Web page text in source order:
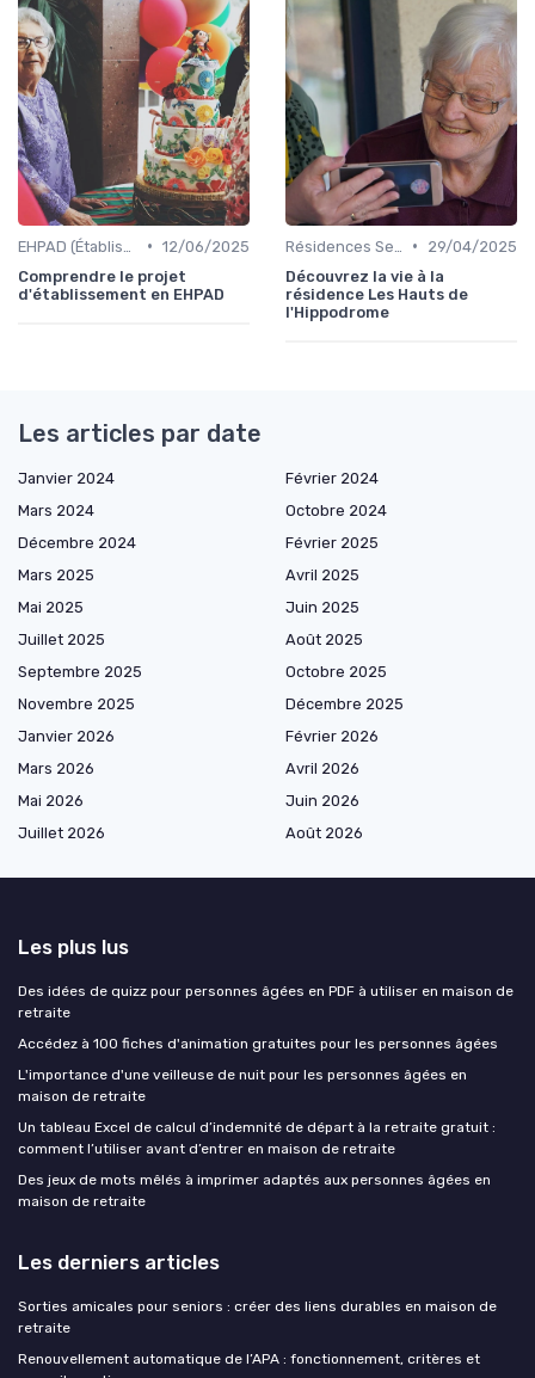
• 12/06/2025
Comprendre le projet
d'établissement en EHPAD
•
29/04/2025
Découvrez la vie à la
résidence Les Hauts de
l'Hippodrome
Les articles par date
Janvier 2024
Février 2024
Mars 2024
Octobre 2024
Décembre 2024
Février 2025
Mars 2025
Avril 2025
Mai 2025
Juin 2025
Juillet 2025
Août 2025
Septembre 2025
Octobre 2025
Novembre 2025
Décembre 2025
Janvier 2026
Février 2026
Mars 2026
Avril 2026
Mai 2026
Juin 2026
Juillet 2026
Août 2026
Les plus lus
Des idées de quizz pour personnes âgées en PDF à utiliser en maison de
retraite
Accédez à 100 fiches d'animation gratuites pour les personnes âgées
L'importance d'une veilleuse de nuit pour les personnes âgées en
maison de retraite
Un tableau Excel de calcul d’indemnité de départ à la retraite gratuit :
comment l’utiliser avant d’entrer en maison de retraite
Des jeux de mots mêlés à imprimer adaptés aux personnes âgées en
maison de retraite
Les derniers articles
Sorties amicales pour seniors : créer des liens durables en maison de
retraite
Renouvellement automatique de l’APA : fonctionnement, critères et